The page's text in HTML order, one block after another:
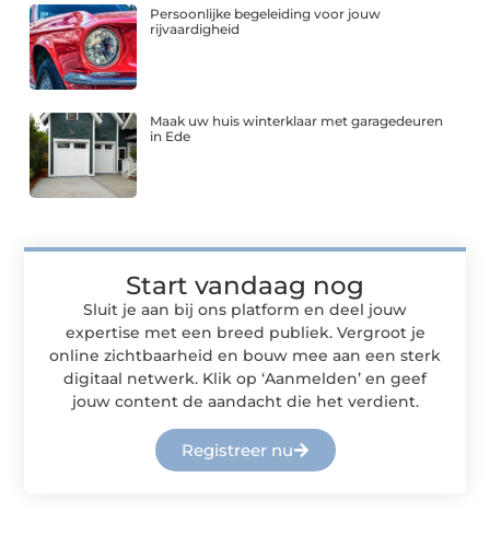
Persoonlijke begeleiding voor jouw
rijvaardigheid
Maak uw huis winterklaar met garagedeuren
in Ede
Start vandaag nog
Sluit je aan bij ons platform en deel jouw
expertise met een breed publiek. Vergroot je
online zichtbaarheid en bouw mee aan een sterk
digitaal netwerk. Klik op ‘Aanmelden’ en geef
jouw content de aandacht die het verdient.
Registreer nu